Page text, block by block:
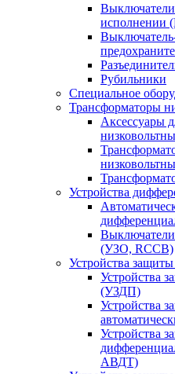
исполнении
Рубильники
Специальное
Трансформаторы
Аксессуары
Устройства
(УЗО, RCCB)
Устройства
Устройства
(УЗДП)
Устройства
Устройства
АВДТ)